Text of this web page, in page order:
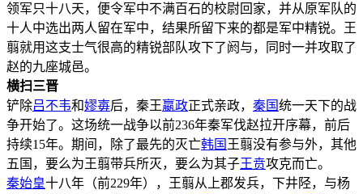
领军只十八天，便令军中不满百石的校尉回家，并从原军队的
十人中选出两人留在军中，结果所留下来的都是军中精锐。王
翦就用这支士气很高的精锐部队攻下了阏与，同时一并攻取了
赵的九座城邑。
横扫三晋
铲除吕不韦和嫪毐后，秦王嬴政正式亲政， 秦国统一天下的战
争开始了。这场统一战争以前236年秦军伐赵拉开序幕，前后
持续15年。期间，除了最先的灭亡韩国 王翦没有参与外，其他
五国，要么为王翦带兵所灭，要么为其子王贲攻克而亡。
秦始皇十八年（前229年），王翦从上郡发兵，下井陉，与杨